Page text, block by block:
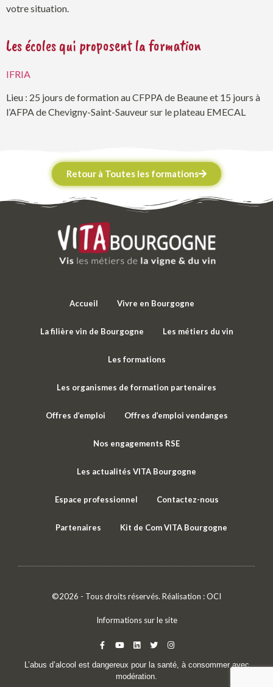
votre situation.
Les écoles qui proposent la formation
IFRIA
Lieu : 25 jours de formation au CFPPA de Beaune et 15 jours à
l’AFPA de Chevigny-Saint-Sauveur sur le plateau EMECAL
Retour à Toutes les formations
Accueil Vivre en Bourgogne
La filière vin de Bourgogne Les métiers du vin
Les formations
Les organismes de formation partenaires
Offres d’emploi Offres d’emploi vendanges
Nos engagements RSE
Les actualités VITA Bourgogne
Espace professionnel Contactez-nous
Partenaires Kit de Com VITA Bourgogne
©2026 - Tous droits réservés. Réalisation :OCI
Informations sur le site
L’abus d’alcool est dangereux pour la santé, à consommer avec
modération.